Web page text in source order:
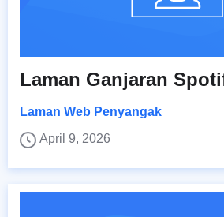
Laman Ganjaran
Laman Web Penyangak
April 9, 2026